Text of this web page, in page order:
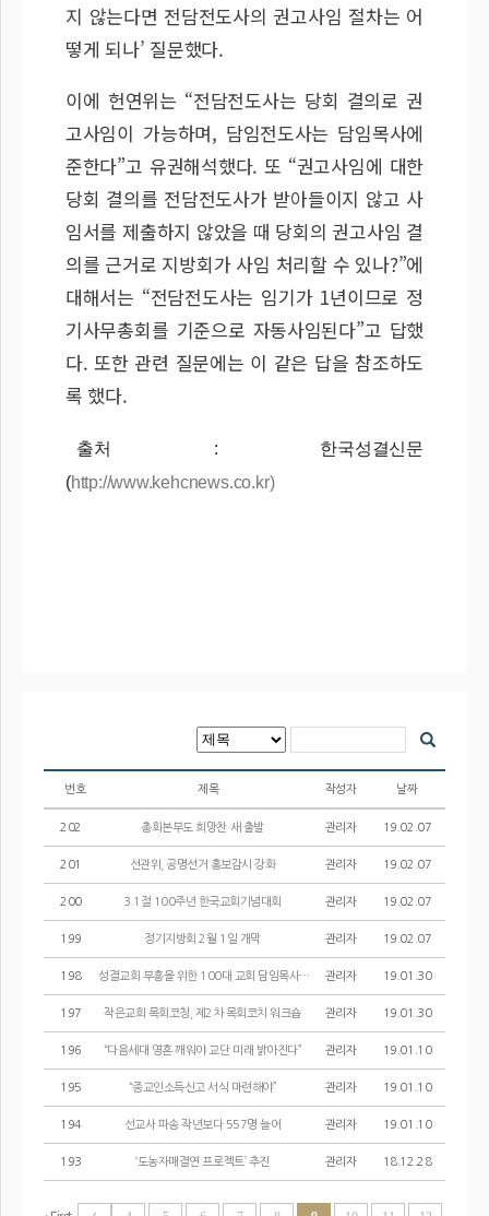
지 않는다면 전담전도사의 권고사임 절차는 어
떻게 되나’ 질문했다.
이에 헌연위는 “전담전도사는 당회 결의로 권
고사임이 가능하며, 담임전도사는 담임목사에
준한다”고 유권해석했다. 또 “권고사임에 대한
당회 결의를 전담전도사가 받아들이지 않고 사
임서를 제출하지 않았을 때 당회의 권고사임 결
의를 근거로 지방회가 사임 처리할 수 있나?”에
대해서는 “전담전도사는 임기가 1년이므로 정
기사무총회를 기준으로 자동사임된다”고 답했
다. 또한 관련 질문에는 이 같은 답을 참조하도
록 했다.
출처 : 한국성결신문
(http://www.kehcnews.co.kr)
번호 제목 작성자 날짜
202 총회본부도 희망찬 새 출발 관리자 19.02.07
201 선관위, 공명선거 홍보감시 강화 관리자 19.02.07
200 3.1절 100주년 한국교회기념대회 관리자 19.02.07
199 정기지방회 2월 1일 개막 관리자 19.02.07
198 성결교회 부흥을 위한 100대 교회 담임목사 세미나 관리자 19.01.30
197 작은교회 목회코칭, 제2차 목회코치 워크숍 관리자 19.01.30
196 “다음세대 영혼 깨워야 교단 미래 밝아진다” 관리자 19.01.10
195 “종교인소득신고 서식 마련해야” 관리자 19.01.10
194 선교사 파송 작년보다 557명 늘어 관리자 19.01.10
193 ‘도농자매결연 프로젝트’ 추진 관리자 18.12.28